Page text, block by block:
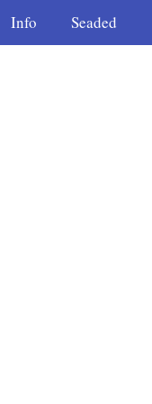
Info Seaded